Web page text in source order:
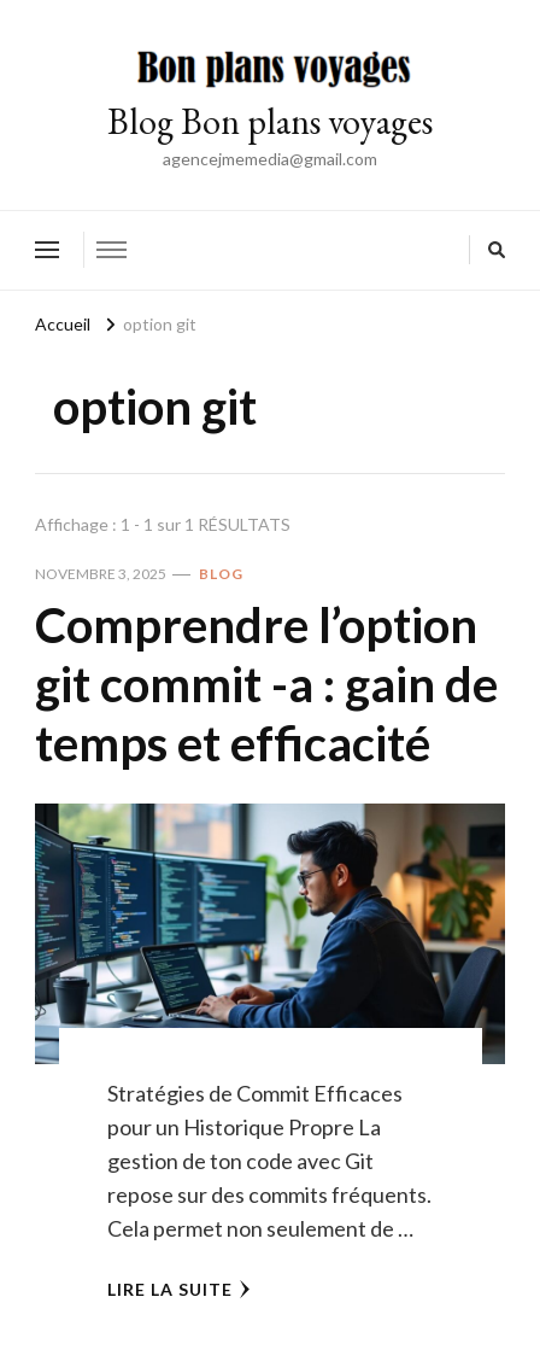
Blog Bon plans voyages
agencejmemedia@gmail.com
Accueil option git
option git
Affichage : 1 - 1 sur 1 RÉSULTATS
NOVEMBRE 3, 2025 BLOG
Comprendre l’option
git commit -a : gain de
temps et efficacité
Stratégies de Commit Efficaces
pour un Historique Propre La
gestion de ton code avec Git
repose sur des commits fréquents.
Cela permet non seulement de …
LIRE LA SUITE